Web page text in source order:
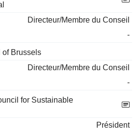
Directeur/Membre du Conseil
-
of Brussels
Directeur/Membre du Conseil
-
for Sustainable
Président